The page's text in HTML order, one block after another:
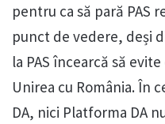
pentru ca să pară PAS
punct de vedere, deși
la PAS încearcă să
Unirea cu România. În
DA, nici Platforma DA